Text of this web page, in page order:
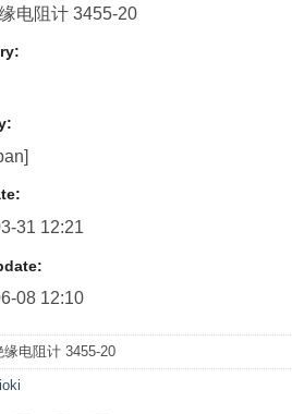
电阻计 3455-20
31 12:21
08 12:10
缘电阻计 3455-20